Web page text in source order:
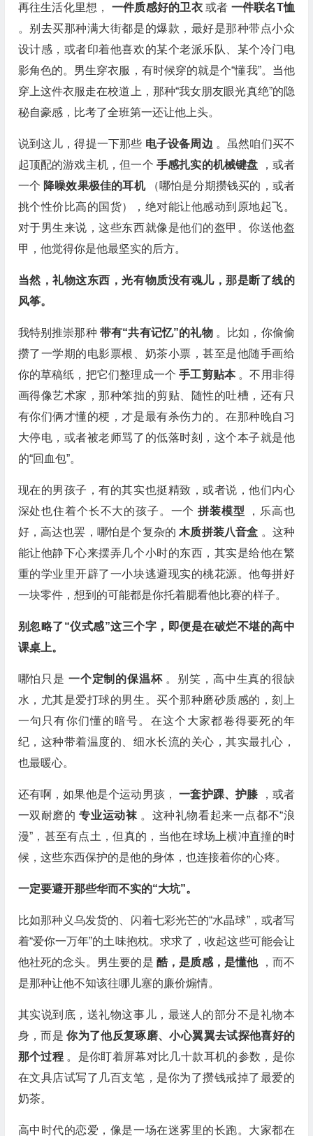
再往生活化里想， 一件质感好的卫衣 或者 一件联名T恤
。别去买那种满大街都是的爆款，最好是那种带点小众
设计感，或者印着他喜欢的某个老派乐队、某个冷门电
影角色的。男生穿衣服，有时候穿的就是个“懂我”。当他
穿上这件衣服走在校道上，那种“我女朋友眼光真绝”的隐
秘自豪感，比考了全班第一还让他上头。
说到这儿，得提一下那些 电子设备周边 。虽然咱们买不
起顶配的游戏主机，但一个 手感扎实的机械键盘
，或者
一个 降噪效果极佳的耳机
（哪怕是分期攒钱买的，或者
挑个性价比高的国货），绝对能让他感动到原地起飞。
对于男生来说，这些东西就像是他们的盔甲。你送他盔
甲，他觉得你是他最坚实的后方。
当然，礼物这东西，光有物质没有魂儿，那是断了线的
风筝。
我特别推崇那种 带有“共有记忆”的礼物 。比如，你偷偷
攒了一学期的电影票根、奶茶小票，甚至是他随手画给
你的草稿纸，把它们整理成一个手工剪贴本 。不用非得
画得像艺术家，那种笨拙的剪贴、随性的吐槽，还有只
有你们俩才懂的梗，才是最有杀伤力的。在那种晚自习
大停电，或者被老师骂了的低落时刻，这个本子就是他
的“回血包”。
现在的男孩子，有的其实也挺精致，或者说，他们内心
深处也住着个长不大的孩子。一个拼装模型
，乐高也
好，高达也罢，哪怕是个复杂的木质拼装八音盒 。这种
能让他静下心来摆弄几个小时的东西，其实是给他在繁
重的学业里开辟了一小块逃避现实的桃花源。他每拼好
一块零件，想到的可能都是你托着腮看他比赛的样子。
别忽略了“仪式感”这三个字，即便是在破烂不堪的高中
课桌上。
哪怕只是 一个定制的保温杯 。别笑，高中生真的很缺
水，尤其是爱打球的男生。买个那种磨砂质感的，刻上
一句只有你们懂的暗号。在这个大家都卷得要死的年
纪，这种带着温度的、细水长流的关心，其实最扎心，
也最暖心。
还有啊，如果他是个运动男孩，一套护踝、护膝
，或者
一双耐磨的专业运动袜 。这种礼物看起来一点都不“浪
漫”，甚至有点土，但真的，当他在球场上横冲直撞的时
候，这些东西保护的是他的身体，也连接着你的心疼。
一定要避开那些华而不实的“大坑”。
比如那种义乌发货的、闪着七彩光芒的“水晶球”，或者写
着“爱你一万年”的土味抱枕。求求了，收起这些可能会让
他社死的念头。男生要的是 酷，是质感，是懂他
，而不
是那种让他不知该往哪儿塞的廉价煽情。
其实说到底，送礼物这事儿，最迷人的部分不是礼物本
身，而是你为了他反复琢磨、小心翼翼去试探他喜好的
那个过程 。是你盯着屏幕对比几十款耳机的参数，是你
在文具店试写了几百支笔，是你为了攒钱戒掉了最爱的
奶茶。
高中时代的恋爱，像是一场在迷雾里的长跑。大家都在